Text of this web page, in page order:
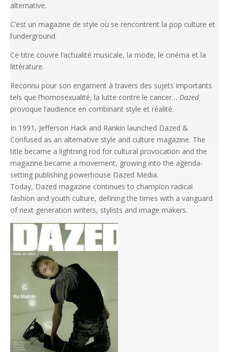
alternative.
C’est un magazine de style où se rencontrent la pop culture et
l’underground.
Ce titre couvre l’actualité musicale, la mode, le cinéma et la
littérature.
Reconnu pour son engament à travers des sujets importants
tels que l’homosexualité, la lutte contre le cancer… Dazed
provoque l’audience en combinant style et réalité.
In 1991, Jefferson Hack and Rankin launched Dazed &
Confused as an alternative style and culture magazine. The
title became a lightning rod for cultural provocation and the
magazine became a movement, growing into the agenda-
setting publishing powerhouse Dazed Media.
Today, Dazed magazine continues to champion radical
fashion and youth culture, defining the times with a vanguard
of next generation writers, stylists and image makers.